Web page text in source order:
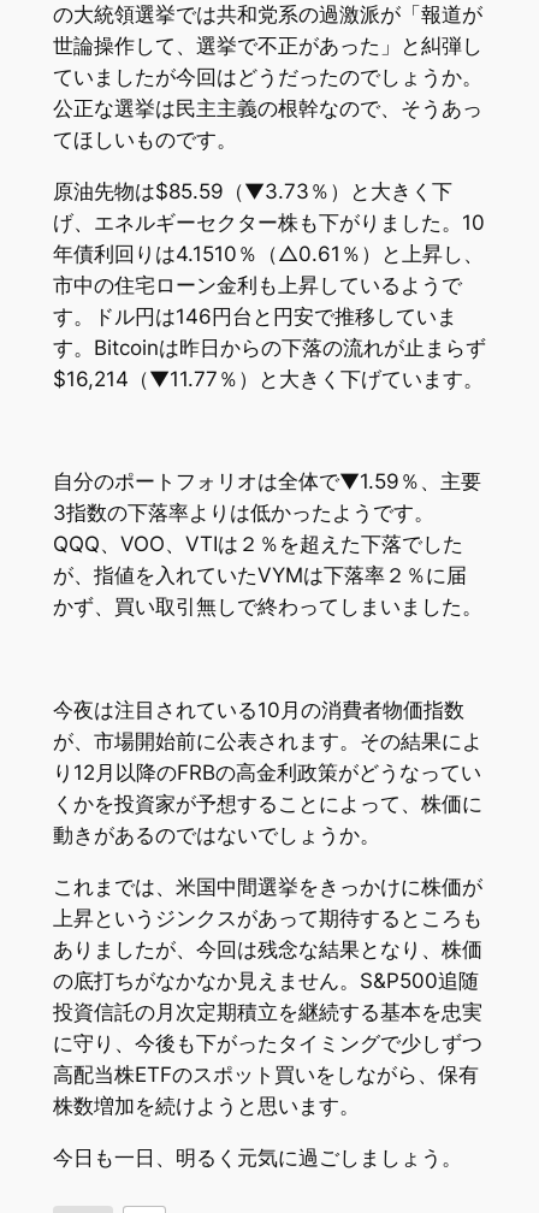
の大統領選挙では共和党系の過激派が「報道が
世論操作して、選挙で不正があった」と糾弾し
ていましたが今回はどうだったのでしょうか。
公正な選挙は民主主義の根幹なので、そうあっ
てほしいものです。
原油先物は$85.59（▼3.73％）と大きく下
げ、エネルギーセクター株も下がりました。10
年債利回りは4.1510％（△0.61％）と上昇し、
市中の住宅ローン金利も上昇しているようで
す。ドル円は146円台と円安で推移していま
す。Bitcoinは昨日からの下落の流れが止まらず
$16,214（▼11.77％）と大きく下げています。
自分のポートフォリオは全体で▼1.59％、主要
3指数の下落率よりは低かったようです。
QQQ、VOO、VTIは２％を超えた下落でした
が、指値を入れていたVYMは下落率２％に届
かず、買い取引無しで終わってしまいました。
今夜は注目されている10月の消費者物価指数
が、市場開始前に公表されます。その結果によ
り12月以降のFRBの高金利政策がどうなってい
くかを投資家が予想することによって、株価に
動きがあるのではないでしょうか。
これまでは、米国中間選挙をきっかけに株価が
上昇というジンクスがあって期待するところも
ありましたが、今回は残念な結果となり、株価
の底打ちがなかなか見えません。S&P500追随
投資信託の月次定期積立を継続する基本を忠実
に守り、今後も下がったタイミングで少しずつ
高配当株ETFのスポット買いをしながら、保有
株数増加を続けようと思います。
今日も一日、明るく元気に過ごしましょう。